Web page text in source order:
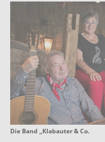
Die Band „Klabauter & Co.